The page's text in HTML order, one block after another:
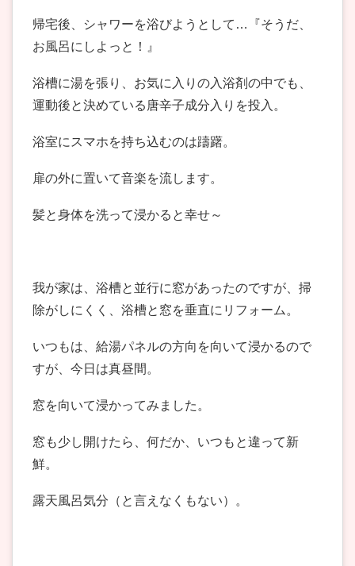
帰宅後、シャワーを浴びようとして…『そうだ、
お風呂にしよっと！』
浴槽に湯を張り、お気に入りの入浴剤の中でも、
運動後と決めている唐辛子成分入りを投入。
浴室にスマホを持ち込むのは躊躇。
扉の外に置いて音楽を流します。
髪と身体を洗って浸かると幸せ～
我が家は、浴槽と並行に窓があったのですが、掃
除がしにくく、浴槽と窓を垂直にリフォーム。
いつもは、給湯パネルの方向を向いて浸かるので
すが、今日は真昼間。
窓を向いて浸かってみました。
窓も少し開けたら、何だか、いつもと違って新
鮮。
露天風呂気分（と言えなくもない）。